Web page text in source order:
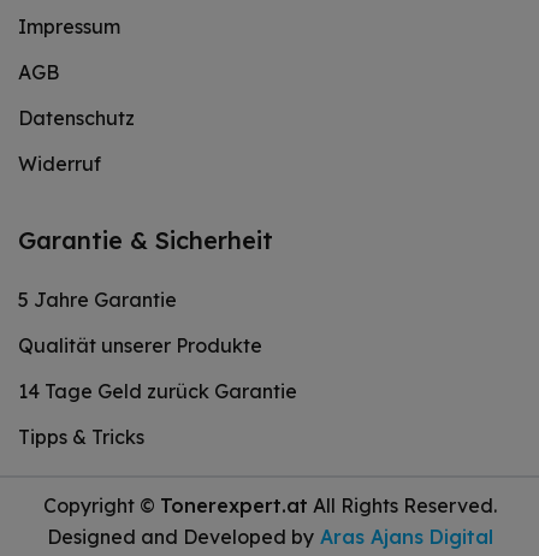
Impressum
AGB
Datenschutz
Widerruf
Garantie & Sicherheit
5 Jahre Garantie
Qualität unserer Produkte
14 Tage Geld zurück Garantie
Tipps & Tricks
Copyright © Tonerexpert.at All Rights Reserved.
Designed and Developed byAras Ajans Digital